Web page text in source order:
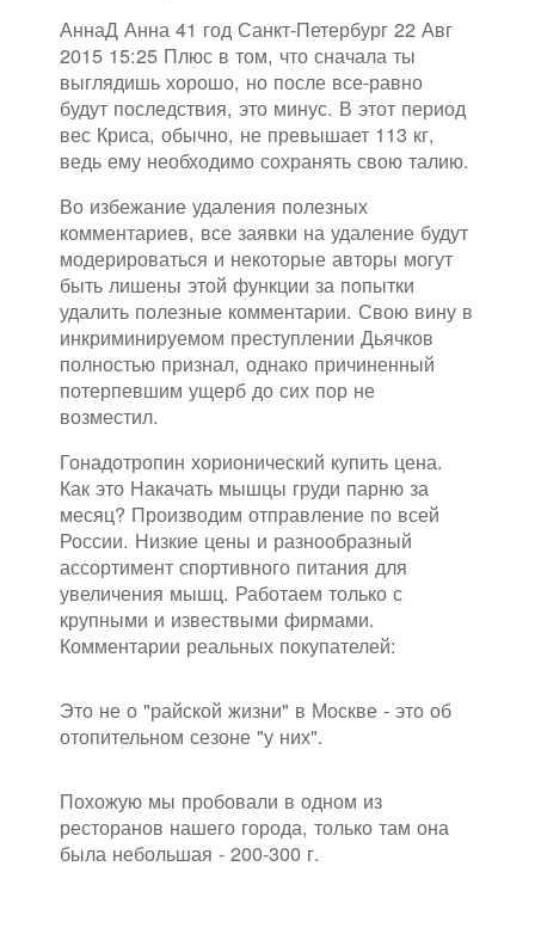
АннаД Анна 41 год Санкт-Петербург 22 Авг
2015 15:25 Плюс в том, что сначала ты
выглядишь хорошо, но после все-равно
будут последствия, это минус. В этот период
вес Криса, обычно, не превышает 113 кг,
ведь ему необходимо сохранять свою талию.
Во избежание удаления полезных
комментариев, все заявки на удаление будут
модерироваться и некоторые авторы могут
быть лишены этой функции за попытки
удалить полезные комментарии. Свою вину в
инкриминируемом преступлении Дьячков
полностью признал, однако причиненный
потерпевшим ущерб до сих пор не
возместил.
Гонадотропин хорионический купить цена.
Как это Накачать мышцы груди парню за
месяц? Производим отправление по всей
России. Низкие цены и разнообразный
ассортимент спортивного питания для
увеличения мышц. Работаем только с
крупными и извествыми фирмами.
Комментарии реальных покупателей:
Это не о "райской жизни" в Москве - это об
отопительном сезоне "у них".
Похожую мы пробовали в одном из
ресторанов нашего города, только там она
была небольшая - 200-300 г.